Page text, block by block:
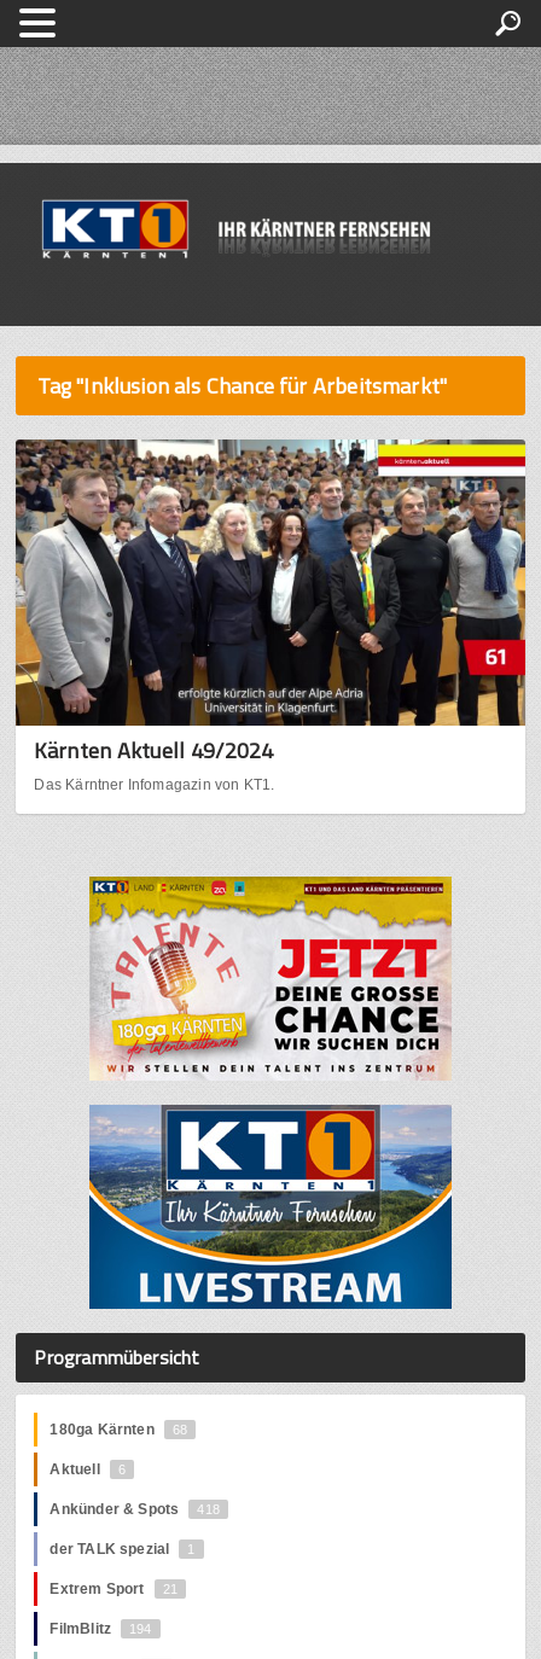
Tag "Inklusion als Chance für Arbeitsmarkt"
Kärnten Aktuell 49/2024
Das Kärntner Infomagazin von KT1.
Programmübersicht
180ga Kärnten 68
Aktuell 6
Ankünder & Spots 418
der TALK spezial 1
Extrem Sport 21
FilmBlitz 194